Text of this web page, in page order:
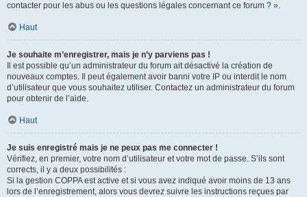
contacter pour les abus ou les questions légales concernant ce forum ? ».
Haut
Je souhaite m’enregistrer, mais je n’y parviens pas !
Il est possible qu’un administrateur du forum ait désactivé la création de
nouveaux comptes. Il peut également avoir banni votre IP ou interdit le nom
d’utilisateur que vous souhaitez utiliser. Contactez un administrateur du forum
pour obtenir de l’aide.
Haut
Je suis enregistré mais je ne peux pas me connecter !
Vérifiez, en premier, votre nom d’utilisateur et votre mot de passe. S’ils sont
corrects, il y a deux possibilités :
Si la gestion COPPA est active et si vous avez indiqué avoir moins de 13 ans
lors de l’enregistrement, alors vous devrez suivre les instructions reçues par